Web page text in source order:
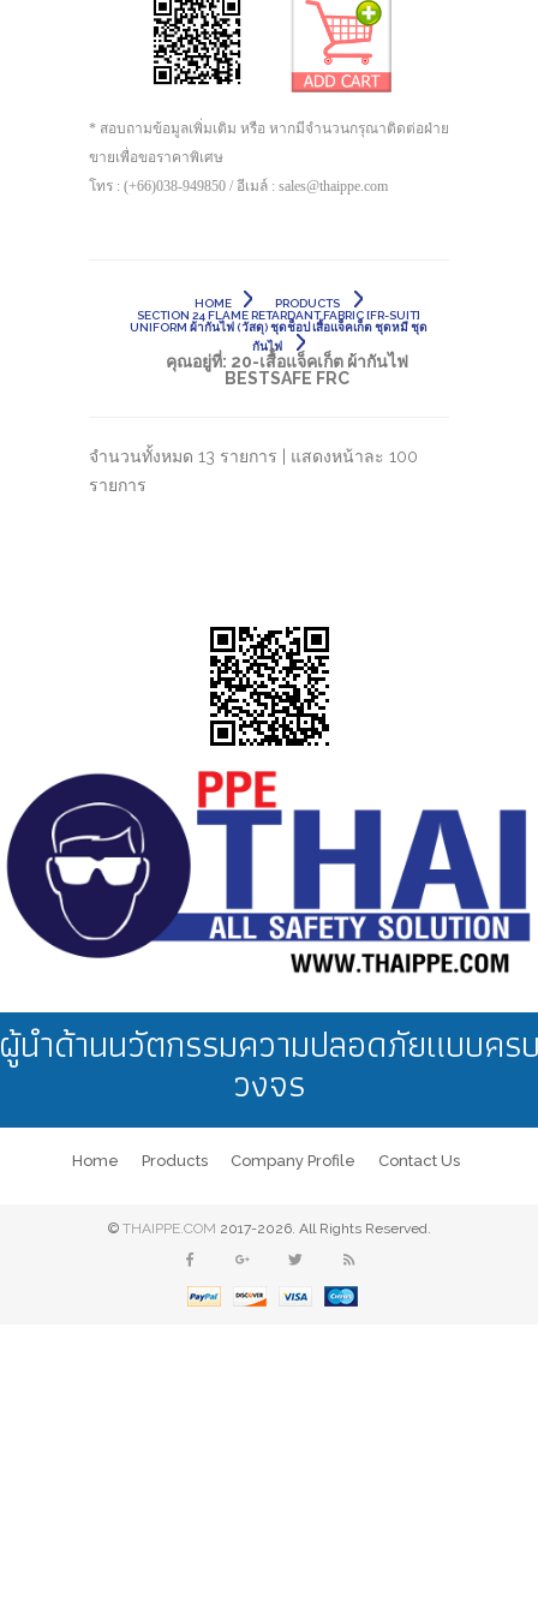
* สอบถามข้อมูลเพิ่มเติม หรือ หากมีจำนวนกรุณาติดต่อฝ่าย
ขายเพื่อขอราคาพิเศษ
โทร : (+66)038-949850 / อีเมล์ : sales@thaippe.com
HOME
PRODUCTS
SECTION 24 FLAME RETARDANT FABRIC [FR-SUIT]
UNIFORM ผ้ากันไฟ (วัสดุ) ชุดช็อป เสื้อแจ็คเก็ต ชุดหมี ชุด
กันไฟ
คุณอยู่ที่: 20-เสื้อแจ็คเก็ต ผ้ากันไฟ
BESTSAFE FRC
จำนวนทั้งหมด 13 รายการ | แสดงหน้าละ 100
รายการ
นำด้านนวัตกรรมความปลอดภัยแบบคร
วงจร
Home Products Company Profile Contact Us
© THAIPPE.COM 2017-2026. All Rights Reserved.